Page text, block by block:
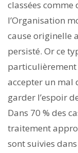
classées
l’Organisation
cause originelle
persisté. Or ce
particulièrement
accepter un mal
garder l’espoir
Dans 70 % des
traitement
sont suivies